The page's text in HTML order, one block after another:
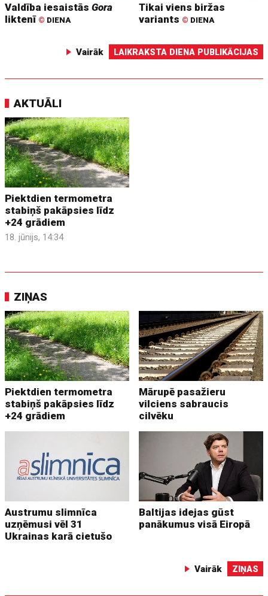
Valdība iesaistāsGora
liktenī © DIENA
Tikai viens biržas
variants © DIENA
Vairāk LAIKRAKSTA DIENA PUBLIKĀCIJAS
AKTUĀLI
Piektdien termometra
stabiņš pakāpsies līdz
+24 grādiem
18. jūnijs, 14:34
ZIŅAS
Piektdien termometra
stabiņš pakāpsies līdz
+24 grādiem
Mārupē pasažieru
vilciens sabraucis
cilvēku
Austrumu slimnīca
uzņēmusi vēl 31
Ukrainas karā cietušo
Baltijas idejas gūst
panākumus visā Eiropā
Vairāk ZIŅAS